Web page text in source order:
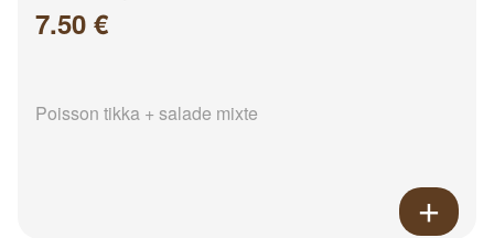
7.50 €
Poisson tikka + salade mixte